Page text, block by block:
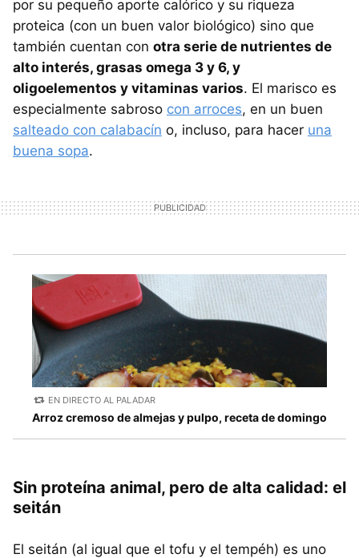
por su pequeño aporte calórico y su riqueza
proteica (con un buen valor biológico) sino que
también cuentan con otra serie de nutrientes de
alto interés, grasas omega 3 y 6, y
oligoelementos y vitaminas varios. El marisco es
especialmente sabroso con arroces, en un buen
salteado con calabacín o, incluso, para hacer una
buena sopa.
EN DIRECTO AL PALADAR
Arroz cremoso de almejas y pulpo, receta de domingo
Sin proteína animal, pero de alta calidad: el
seitán
El seitán (al igual que el tofu y el tempéh) es uno